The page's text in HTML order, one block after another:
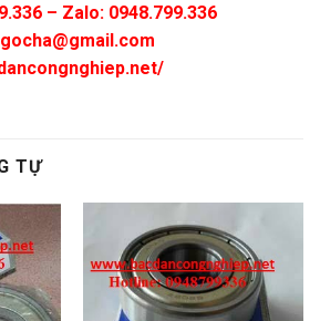
– Zalo: 0948.799.336
TỰ